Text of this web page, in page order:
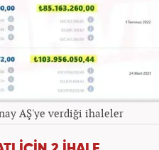
AŞ'ye verdiği ihaleler